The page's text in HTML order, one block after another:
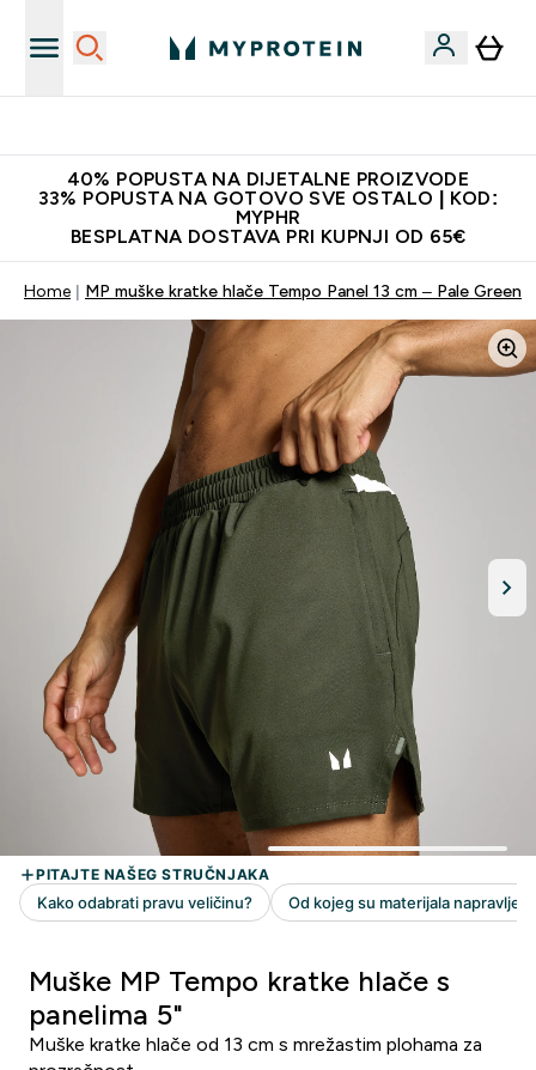
40% POPUSTA NA DIJETALNE PROIZVODE
33% POPUSTA NA GOTOVO SVE OSTALO | KOD:
MYPHR
BESPLATNA DOSTAVA PRI KUPNJI OD 65€
Home MP muške kratke hlače Tempo Panel 13 cm – Pale Green
Muške MP Tempo kratke hlače s
panelima 5"
Muške kratke hlače od 13 cm s mrežastim plohama za